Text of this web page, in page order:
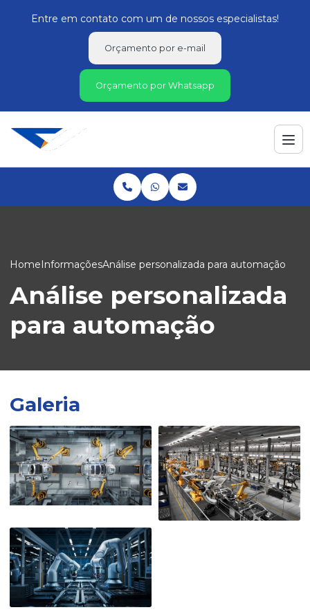
Entre em contato com um de nossos especialistas!
Orçamento por e-mail
Orçamento por Whatsapp
HomeInformaçõesAnálise personalizada para automação
Análise personalizada
para automação
Galeria